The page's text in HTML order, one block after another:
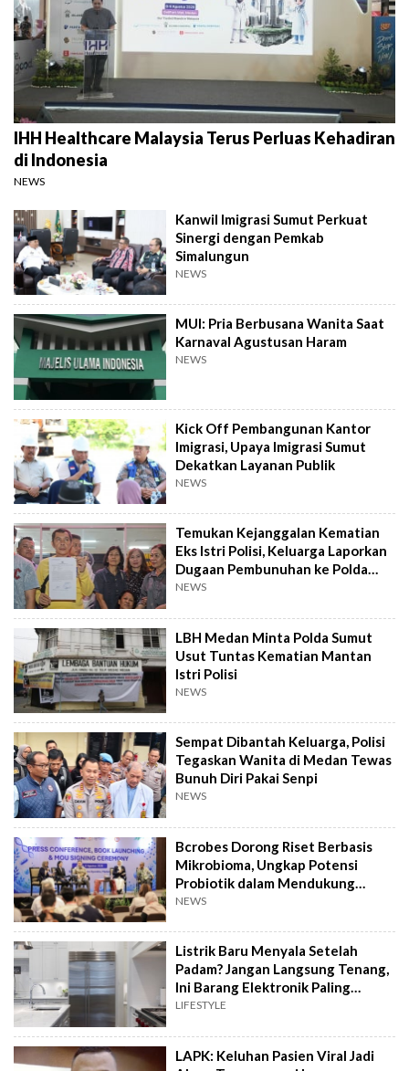
IHH Healthcare Malaysia Terus Perluas Kehadiran
di Indonesia
NEWS
Kanwil Imigrasi Sumut Perkuat
Sinergi dengan Pemkab
Simalungun
NEWS
MUI: Pria Berbusana Wanita Saat
Karnaval Agustusan Haram
NEWS
Kick Off Pembangunan Kantor
Imigrasi, Upaya Imigrasi Sumut
Dekatkan Layanan Publik
NEWS
Temukan Kejanggalan Kematian
Eks Istri Polisi, Keluarga Laporkan
Dugaan Pembunuhan ke Polda
Sumut
NEWS
LBH Medan Minta Polda Sumut
Usut Tuntas Kematian Mantan
Istri Polisi
NEWS
Sempat Dibantah Keluarga, Polisi
Tegaskan Wanita di Medan Tewas
Bunuh Diri Pakai Senpi
NEWS
Bcrobes Dorong Riset Berbasis
Mikrobioma, Ungkap Potensi
Probiotik dalam Mendukung
Terapi Jerawat
NEWS
Listrik Baru Menyala Setelah
Padam? Jangan Langsung Tenang,
Ini Barang Elektronik Paling
Rawan Rusak
LIFESTYLE
LAPK: Keluhan Pasien Viral Jadi